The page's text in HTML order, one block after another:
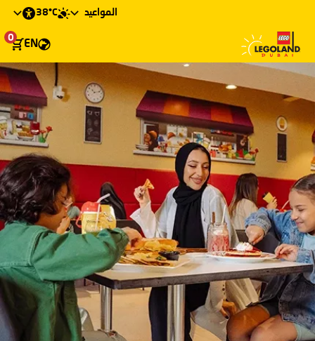
38°C المواعيد
EN
0